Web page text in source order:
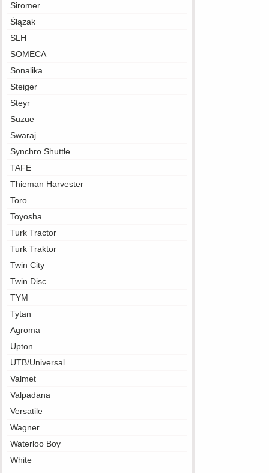
Siromer
Ślązak
SLH
SOMECA
Sonalika
Steiger
Steyr
Suzue
Swaraj
Synchro Shuttle
TAFE
Thieman Harvester
Toro
Toyosha
Turk Tractor
Turk Traktor
Twin City
Twin Disc
TYM
Tytan
Agroma
Upton
UTB/Universal
Valmet
Valpadana
Versatile
Wagner
Waterloo Boy
White